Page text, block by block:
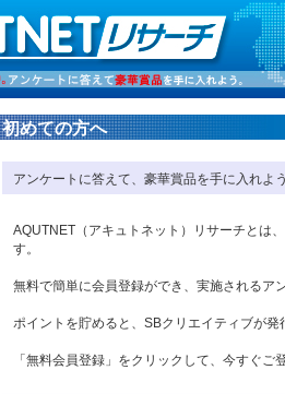
初めての方へ
アンケートに答えて、豪華賞品を手に入れよ
AQUTNET（アキュトネット）リサーチとは
す。
無料で簡単に会員登録ができ、実施されるア
ポイントを貯めると、SBクリエイティブが
「無料会員登録」をクリックして、今すぐご